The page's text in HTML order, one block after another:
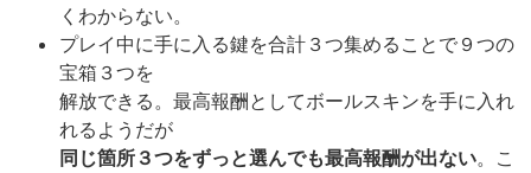
くわからない。
プレイ中に手に入る鍵を合計３つ集めることで９つの
宝箱３つを
解放できる。最高報酬としてボールスキンを手に入れ
れるようだが
同じ箇所３つをずっと選んでも最高報酬が出ない。こ